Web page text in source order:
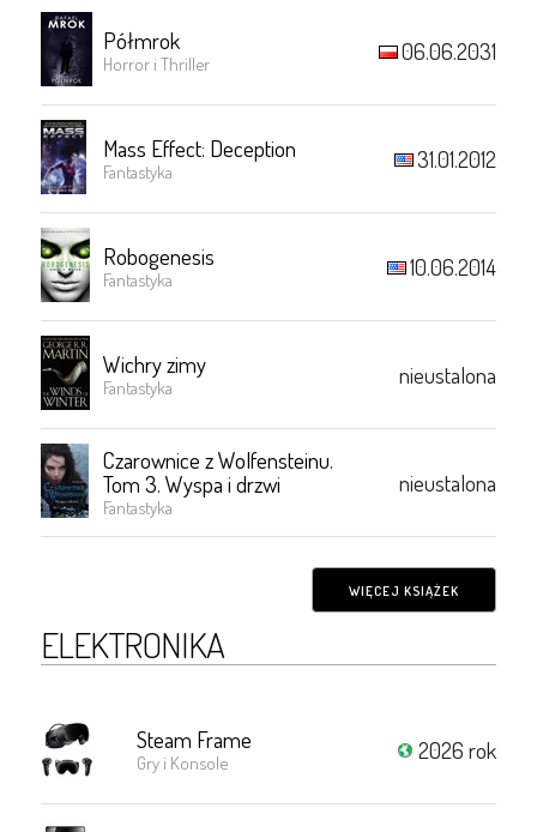
Półmrok
Horror i Thriller 06.06.2031
Mass Effect: Deception
Fantastyka 31.01.2012
Robogenesis
Fantastyka 10.06.2014
Wichry zimy
Fantastyka nieustalona
Czarownice z Wolfensteinu.
Tom 3. Wyspa i drzwi
Fantastyka
nieustalona
WIĘCEJ KSIĄŻEK
ELEKTRONIKA
Steam Frame
Gry i Konsole 2026 rok